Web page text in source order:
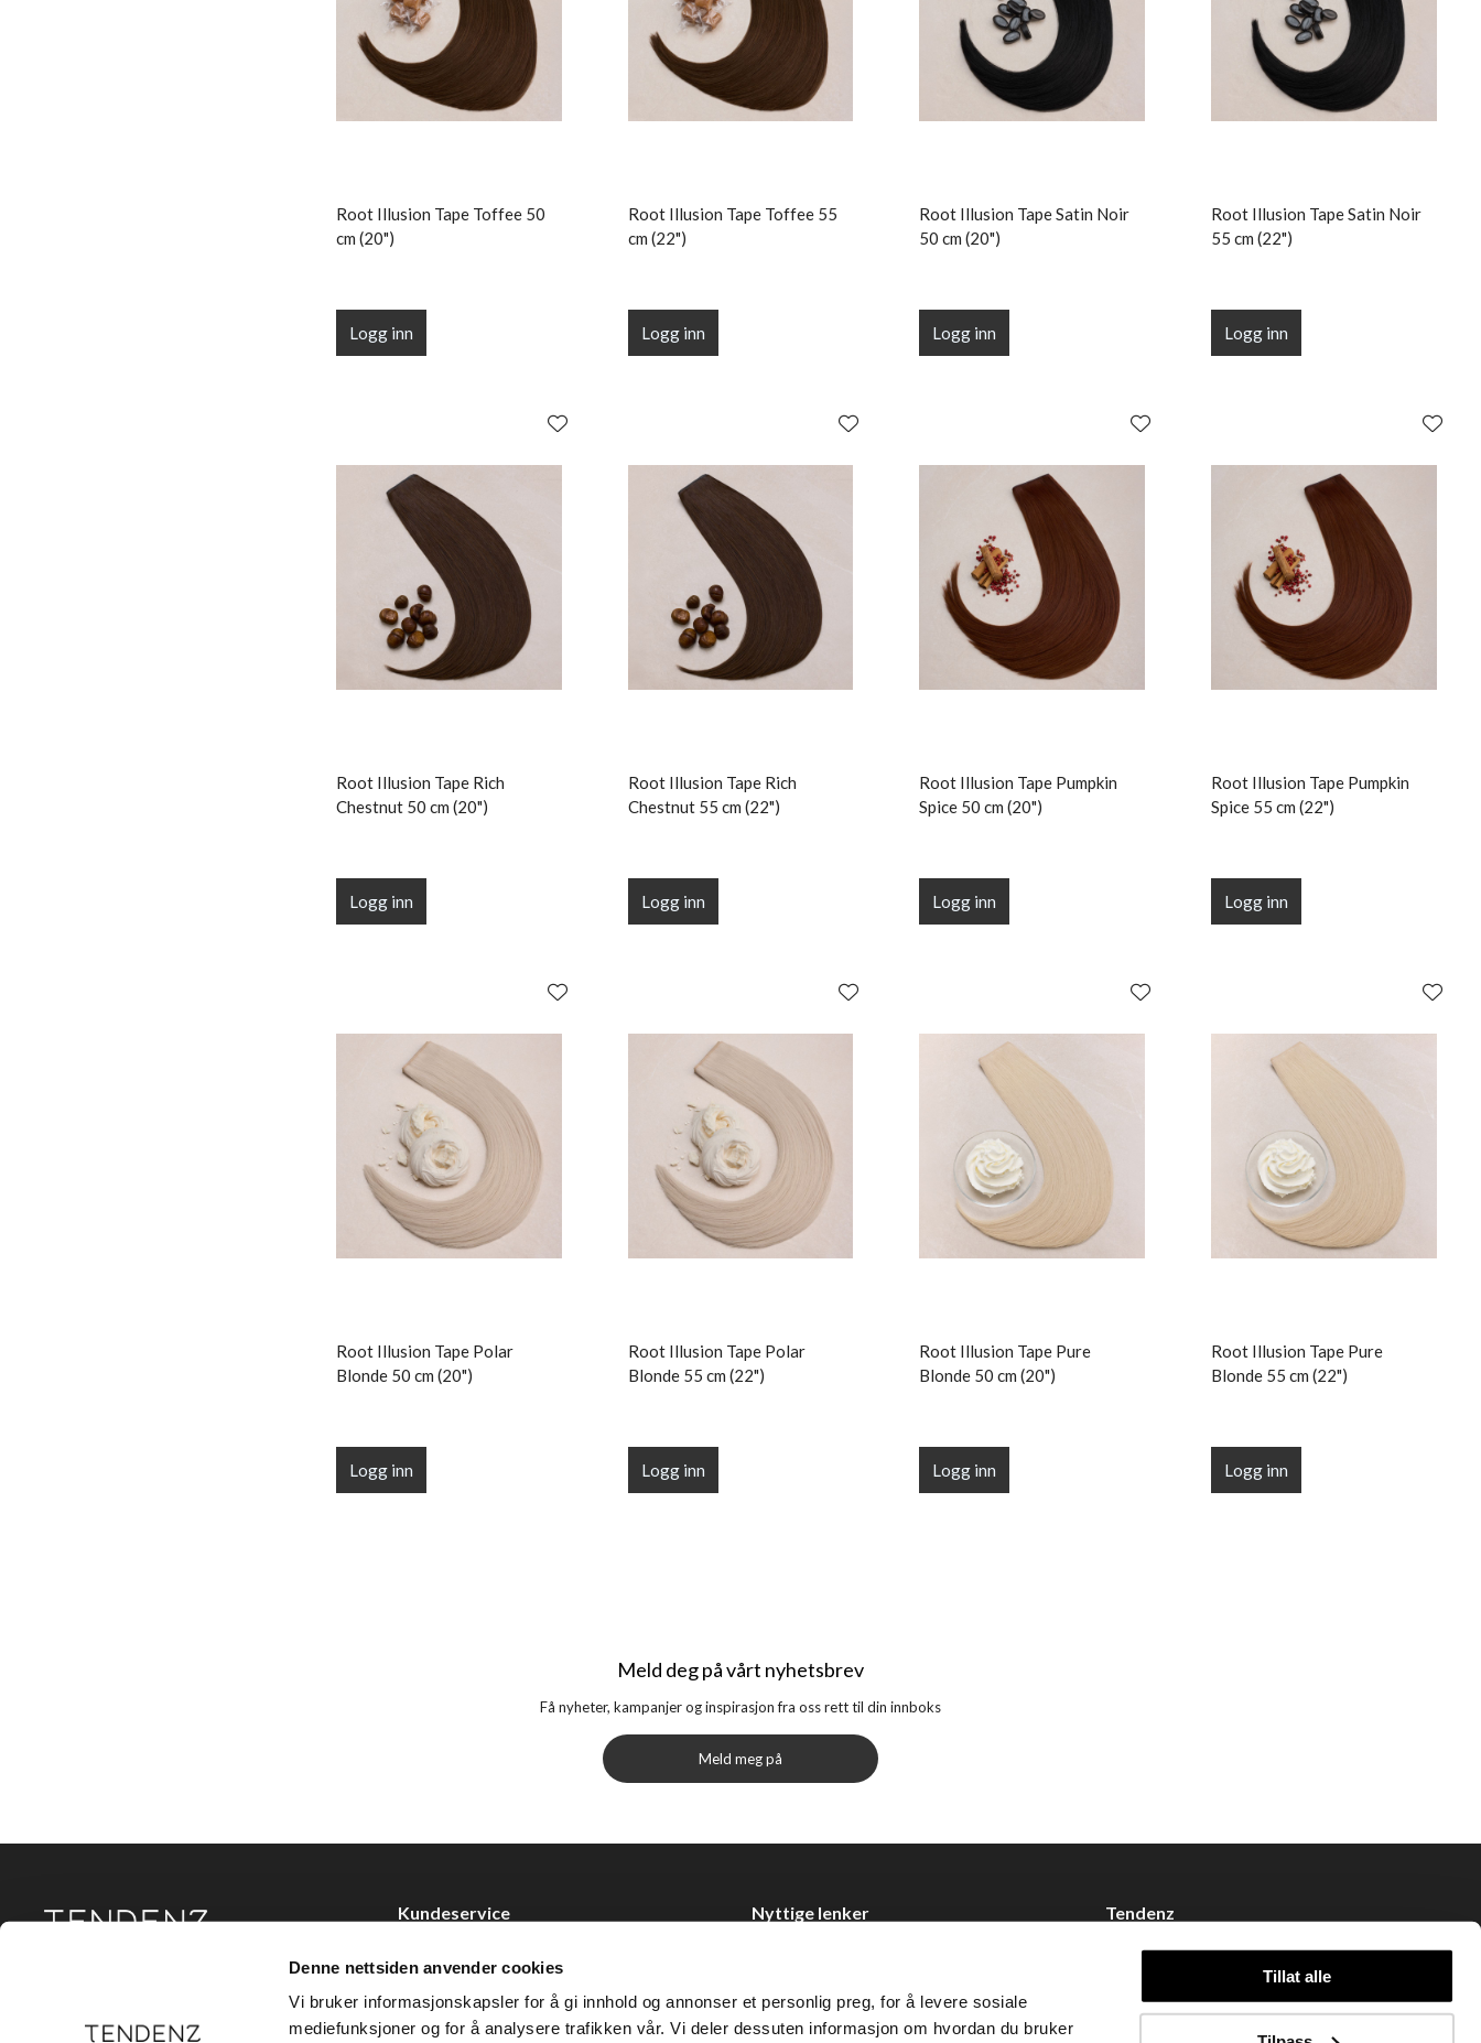
Denne nettsiden anvender cookies
Vi bruker informasjonskapsler for å gi innhold og annonser et personlig preg, for å levere sosiale
mediefunksjoner og for å analysere trafikken vår. Vi deler dessuten informasjon om hvordan du bruker
Tillat alle
Root Illusion Tape Toffee 50
cm (20")
Logg inn
Root Illusion Tape Toffee 55
cm (22")
Logg inn
Root Illusion Tape Satin Noir
50 cm (20")
Logg inn
Root Illusion Tape Satin Noir
55 cm (22")
Logg inn
Root Illusion Tape Rich
Chestnut 50 cm (20")
Logg inn
Root Illusion Tape Rich
Chestnut 55 cm (22")
Logg inn
Root Illusion Tape Pumpkin
Spice 50 cm (20")
Logg inn
Root Illusion Tape Pumpkin
Spice 55 cm (22")
Logg inn
Root Illusion Tape Polar
Blonde 50 cm (20")
Logg inn
Root Illusion Tape Polar
Blonde 55 cm (22")
Logg inn
Root Illusion Tape Pure
Blonde 50 cm (20")
Logg inn
Root Illusion Tape Pure
Blonde 55 cm (22")
Logg inn
Meld deg på vårt nyhetsbrev
Få nyheter, kampanjer og inspirasjon fra oss rett til din innboks
Meld meg på
Tendenz Hårpleie AS er en solid totalleverandør av
eksklusive merker og profesjonelle produkter til
Kundeservice
Kjøpsvilkår
Personvern
Nyttige lenker
Åpenhetsloven
Tendenz
Handle hos oss